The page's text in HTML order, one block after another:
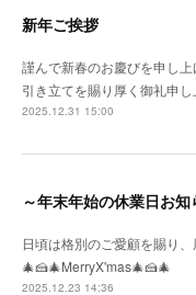
新年ご挨拶
謹んで新春のお慶びを申し
引き立てを賜り厚く御礼申
2025.12.31 15:00
～年末年始の休業日お知
日頃は格別のご愛顧を賜り、
🎄🍰🎄MerryX'mas🎄🍰🎄
2025.12.23 14:36